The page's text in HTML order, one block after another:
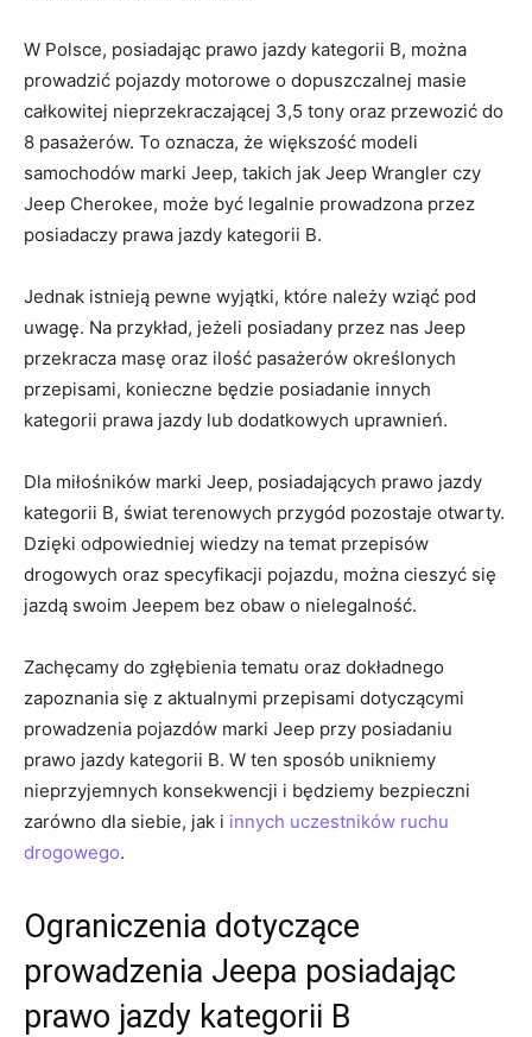
W Polsce, posiadając⁤ prawo jazdy kategorii⁢ B, można
prowadzić pojazdy motorowe ‌o dopuszczalnej masie
całkowitej nieprzekraczającej 3,5 tony oraz⁢ przewozić ⁢do
8 pasażerów. To ‌oznacza, że większość modeli
samochodów marki Jeep,⁣ takich jak Jeep Wrangler czy
Jeep⁣ Cherokee, może być legalnie⁣ prowadzona przez
posiadaczy prawa jazdy kategorii B.
Jednak istnieją pewne wyjątki, które ⁤należy wziąć‌ pod
⁣uwagę. Na przykład, jeżeli posiadany przez ⁤nas ‌Jeep ​
przekracza masę oraz ilość pasażerów określonych
⁤przepisami, konieczne będzie posiadanie innych
kategorii⁢ prawa jazdy ​lub dodatkowych uprawnień.
Dla ​miłośników marki Jeep, posiadających prawo jazdy
kategorii B, świat ⁢terenowych przygód pozostaje otwarty.
Dzięki ‌odpowiedniej wiedzy na⁣ temat‌ przepisów
drogowych oraz⁢ specyfikacji ⁣pojazdu,⁢ można cieszyć się⁤
jazdą⁤ swoim Jeepem bez obaw o‌ nielegalność.
Zachęcamy do zgłębienia tematu oraz dokładnego
zapoznania się⁢ z aktualnymi przepisami⁢ dotyczącymi
prowadzenia pojazdów‌ marki Jeep przy posiadaniu ​
prawo jazdy kategorii B. W ten sposób unikniemy
⁣nieprzyjemnych konsekwencji i ‌będziemy bezpieczni‍
zarówno dla siebie, jak i innych uczestników ruchu
drogowego.
Ograniczenia dotyczące
prowadzenia Jeepa ⁤posiadając
prawo jazdy kategorii B